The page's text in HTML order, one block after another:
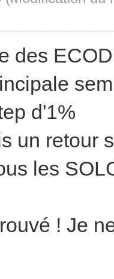
des
d'1%
un retour
les
! Je